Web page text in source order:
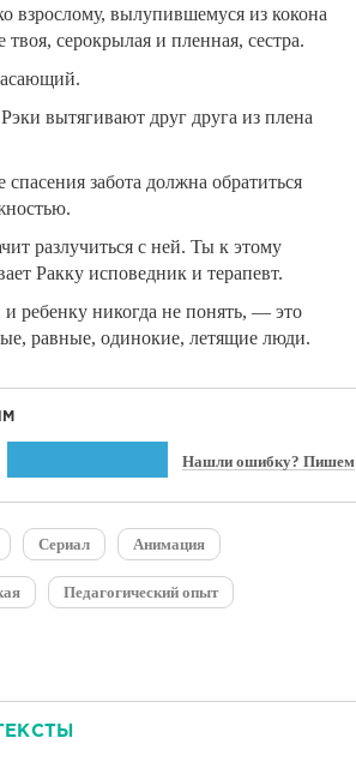
взрослому, вылупившемуся из кокона
серокрылая и пленная, сестра.
вытягивают друг друга из плена
забота должна обратиться
разлучиться с ней. Ты к этому
Ракку исповедник и терапевт.
и ребенку никогда не понять, — это
равные, одинокие, летящие люди.
Нашли ошибку? Пишем
Сериал Анимация
Педагогический опыт